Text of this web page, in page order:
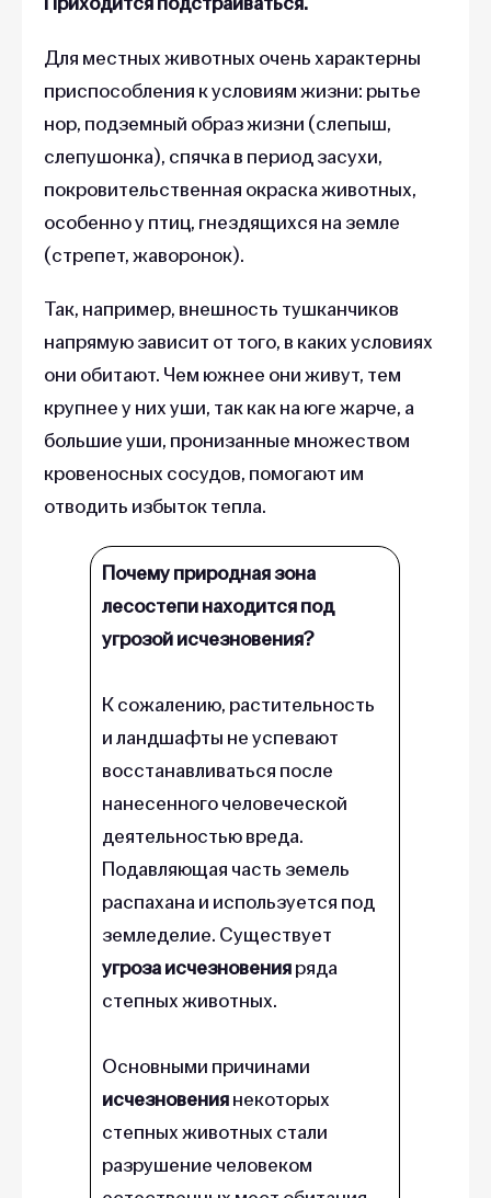
Для местных животных очень характерны
приспособления к условиям жизни: рытье
нор, подземный образ жизни (слепыш,
слепушонка), спячка в период засухи,
покровительственная окраска животных,
особенно у птиц, гнездящихся на земле
(стрепет, жаворонок).
Так, например, внешность тушканчиков
напрямую зависит от того, в каких условиях
они обитают. Чем южнее они живут, тем
крупнее у них уши, так как на юге жарче, а
большие уши, пронизанные множеством
кровеносных сосудов, помогают им
отводить избыток тепла.
Почему природная зона
лесостепи находится под
угрозой исчезновения?
К сожалению, растительность
и ландшафты не успевают
восстанавливаться после
нанесенного человеческой
деятельностью вреда.
Подавляющая часть земель
распахана и используется под
земледелие. Существует
угроза исчезновенияряда
степных животных.
Основными причинами
исчезновениянекоторых
степных животных стали
разрушение человеком